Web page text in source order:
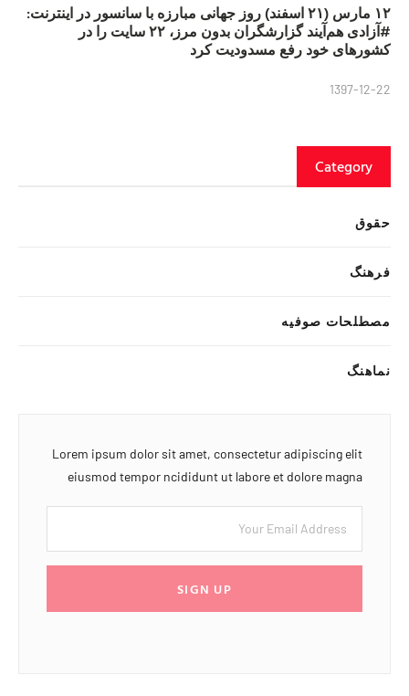
۱۲ مارس (۲۱ اسفند) روز جهانی مبارزه با سانسور در اینترنت:
#آزادی هم‌آیند گزارشگران‌ بدون مرز، ۲۲ سایت را در
کشورهای خود رفع مسدودیت کرد
1397-12-22
Category
حقوق
فرهنگ
مصطلحات صوفیه
نماهنگ
Lorem ipsum dolor sit amet, consectetur adipiscing elit
eiusmod tempor ncididunt ut labore et dolore magna
SIGN UP